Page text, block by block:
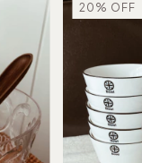
20 % OFF